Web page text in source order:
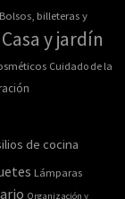
Bolsos, billeteras y
Casa y jardín
Cuidado de la
de cocina
Lámparas
Organización y